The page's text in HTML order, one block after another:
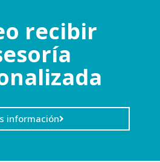
recibir
información